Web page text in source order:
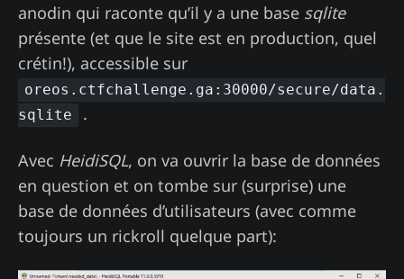
anodin qui raconte qu’il y a une base sqlite
présente (et que le site est en production, quel
crétin!), accessible sur
oreos.ctfchallenge.ga:30000/secure/data.
sqlite
.
Avec HeidiSQL, on va ouvrir la base de données
en question et on tombe sur (surprise) une
base de données d’utilisateurs (avec comme
toujours un rickroll quelque part):